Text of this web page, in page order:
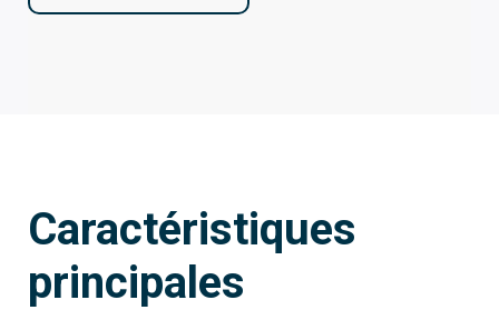
Caractéristiques
principales